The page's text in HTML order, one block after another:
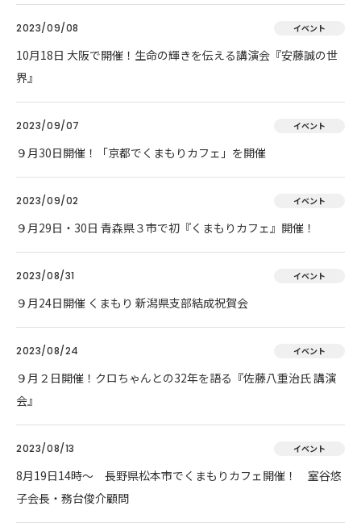
2023/09/08 イベント
10月18日 大阪で開催！生命の輝きを伝える講演会『安藤誠の世
界』
2023/09/07 イベント
９月30日開催！「京都でくまもりカフェ」を開催
2023/09/02 イベント
９月29日・30日 青森県３市で初『くまもりカフェ』開催！
2023/08/31 イベント
９月24日開催 くまもり 新潟県支部結成祝賀会
2023/08/24 イベント
９月２日開催！クロちゃんとの32年を語る『佐藤八重治氏 講演
会』
2023/08/13 イベント
8月19日14時～ 長野県松本市でくまもりカフェ開催！ 室谷悠
子会長・務台俊介顧問